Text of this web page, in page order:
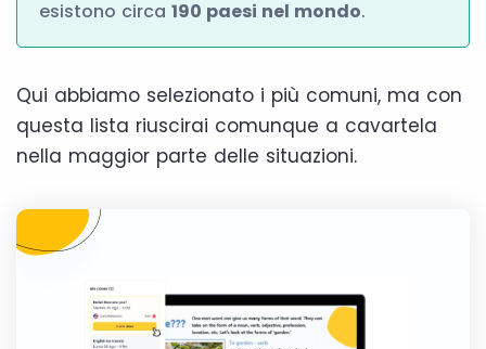
esistono circa 190 paesi nel mondo.
Qui abbiamo selezionato i più comuni, ma con
questa lista riuscirai comunque a cavartela
nella maggior parte delle situazioni.